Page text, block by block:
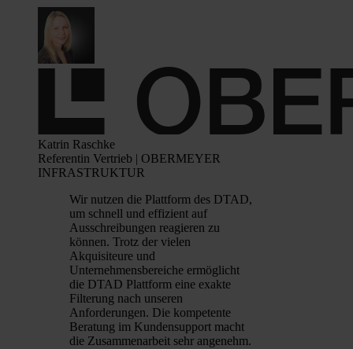
Katrin Raschke
Referentin Vertrieb | OBERMEYER
INFRASTRUKTUR
Wir nutzen die Plattform des DTAD,
um schnell und effizient auf
Ausschreibungen reagieren zu
können. Trotz der vielen
Akquisiteure und
Unternehmensbereiche ermöglicht
die DTAD Plattform eine exakte
Filterung nach unseren
Anforderungen. Die kompetente
Beratung im Kundensupport macht
die Zusammenarbeit sehr angenehm.